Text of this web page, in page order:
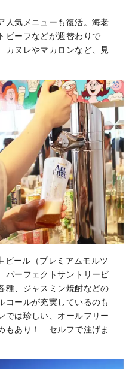
人気メニューも復活。海老
ビーフなどが週替わりで
カヌレやマカロンなど、見
ール（プレミアムモルツ
パーフェクトサントリービ
種、ジャスミン焼酎などの
コールが充実しているのも
では珍しい、オールフリー
もあり！ セルフで注げま